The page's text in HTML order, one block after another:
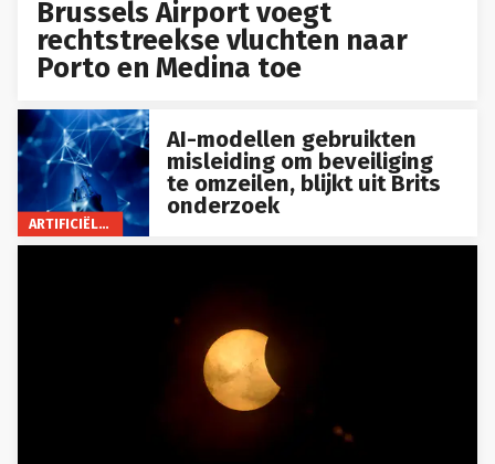
Brussels Airport voegt
rechtstreekse vluchten naar
Porto en Medina toe
ARTIFICIËLE INTELLIGENTIE
AI-modellen gebruikten
misleiding om beveiliging
te omzeilen, blijkt uit Brits
onderzoek